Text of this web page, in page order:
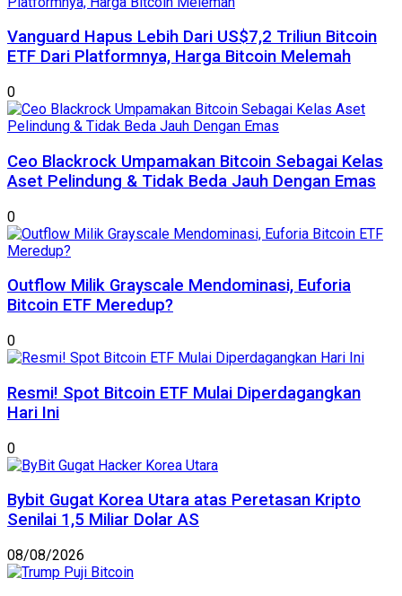
Vanguard Hapus Lebih Dari US$7,2 Triliun Bitcoin
ETF Dari Platformnya, Harga Bitcoin Melemah
0
Ceo Blackrock Umpamakan Bitcoin Sebagai Kelas
Aset Pelindung & Tidak Beda Jauh Dengan Emas
0
Outflow Milik Grayscale Mendominasi, Euforia
Bitcoin ETF Meredup?
0
Resmi! Spot Bitcoin ETF Mulai Diperdagangkan
Hari Ini
0
Bybit Gugat Korea Utara atas Peretasan Kripto
Senilai 1,5 Miliar Dolar AS
08/08/2026